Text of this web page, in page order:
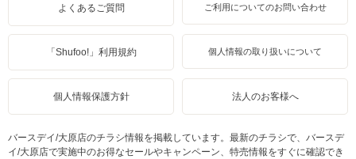
よくあるご質問 ご利用についてのお問い合わせ
「Shufoo!」利用規約 個人情報の取り扱いについて
個人情報保護方針 法人のお客様へ
バースデイ/大原店のチラシ情報を掲載しています。最新のチラシで、バースデ
イ/大原店で実施中のお得なセールやキャンペーン、特売情報をすぐに確認でき